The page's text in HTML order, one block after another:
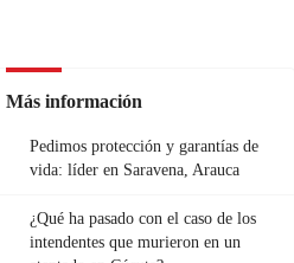
Más información
Pedimos protección y garantías de
vida: líder en Saravena, Arauca
¿Qué ha pasado con el caso de los
intendentes que murieron en un